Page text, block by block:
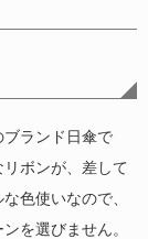
ランド日傘で
ボンが、差して
色使いなので、
を選びません。